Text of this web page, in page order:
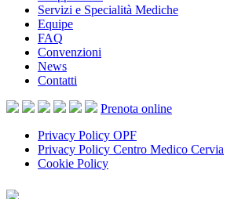
Servizi e Specialità Mediche
Equipe
FAQ
Convenzioni
News
Contatti
Prenota online
Privacy Policy OPF
Privacy Policy Centro Medico Cervia
Cookie Policy